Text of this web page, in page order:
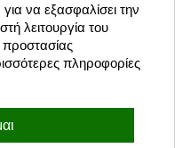
πολιτική προσωπικών
να εξασφαλίσει την
λειτουργία του
προστασίας
πληροφορίες